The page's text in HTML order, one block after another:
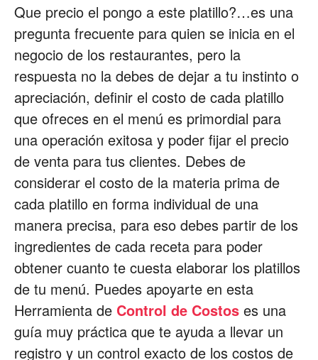
Restaurantes
Que precio el pongo a este platillo?…es una
pregunta frecuente para quien se inicia en el
negocio de los restaurantes, pero la
respuesta no la debes de dejar a tu instinto o
apreciación, definir el costo de cada platillo
que ofreces en el menú es primordial para
una operación exitosa y poder fijar el precio
de venta para tus clientes. Debes de
considerar el costo de la materia prima de
cada platillo en forma individual de una
manera precisa, para eso debes partir de los
ingredientes de cada receta para poder
obtener cuanto te cuesta elaborar los platillos
de tu menú. Puedes apoyarte en esta
Herramienta de Control de Costos es una
guía muy práctica que te ayuda a llevar un
registro y un control exacto de los costos de